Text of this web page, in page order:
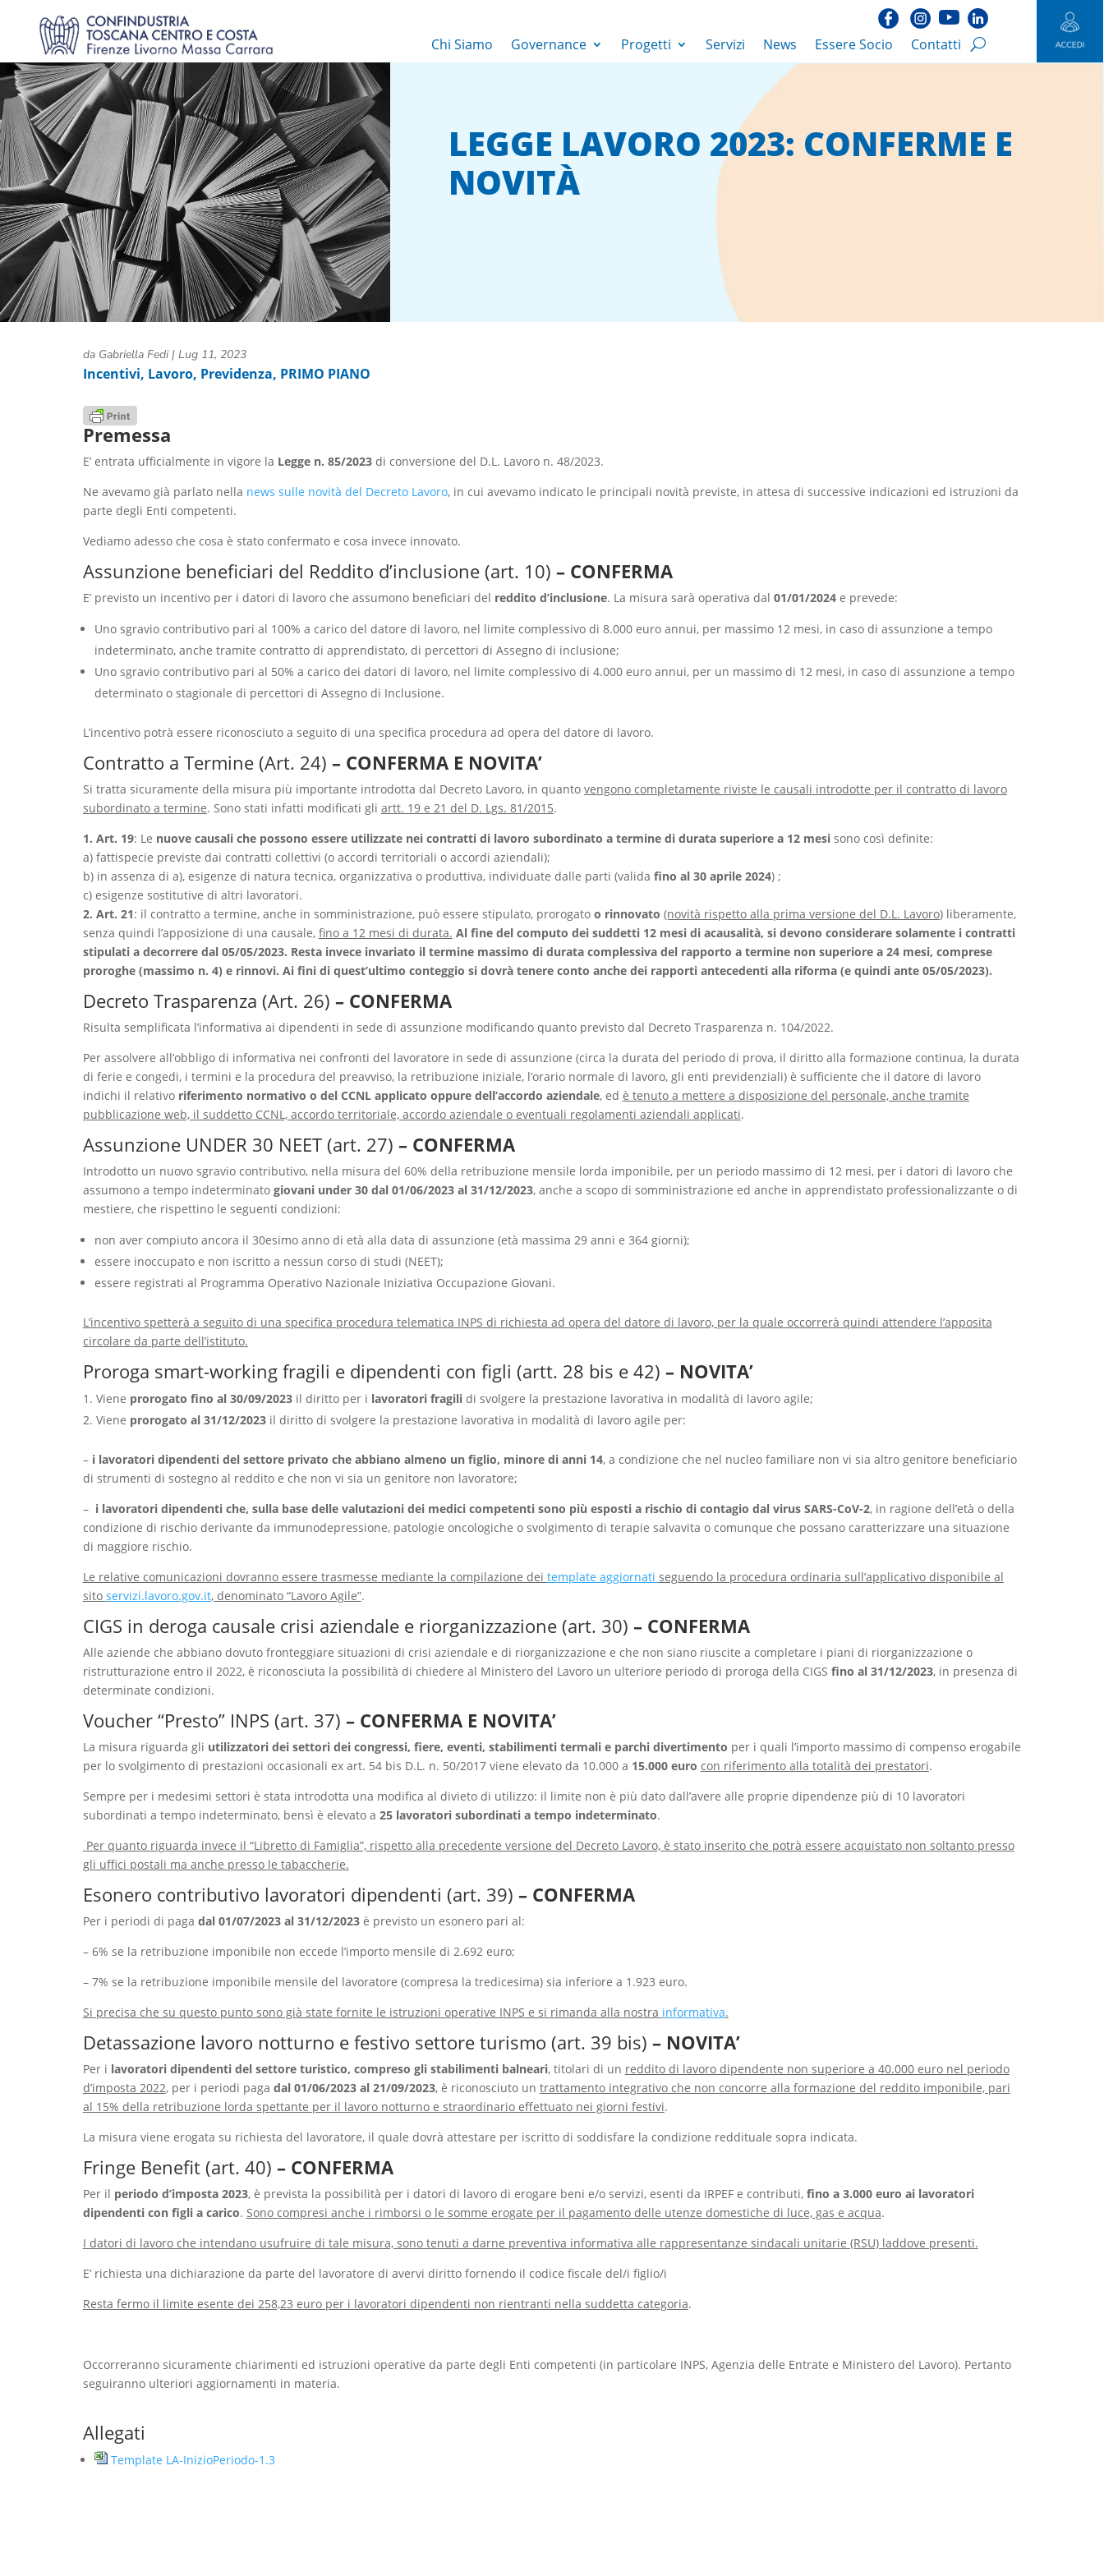
Chi Siamo Governance Progetti Servizi News Essere Socio Contatti
LEGGE LAVORO 2023: CONFERME E
NOVITÀ
da Gabriella Fedi| Lug 11, 2023
Incentivi, Lavoro, Previdenza, PRIMO PIANO
Premessa
E’ entrata ufficialmente in vigore la Legge n. 85/2023di conversione del D.L. Lavoro n. 48/2023.
Ne avevamo già parlato nella news sulle novità del Decreto Lavoro, in cui avevamo indicato le principali novità previste, in attesa di successive indicazioni ed istruzioni da
parte degli Enti competenti.
Vediamo adesso che cosa è stato confermato e cosa invece innovato.
Assunzione beneficiari del Reddito d’inclusione (art. 10) – CONFERMA
E’ previsto un incentivo per i datori di lavoro che assumono beneficiari del reddito d’inclusione. La misura sarà operativa dal 01/01/2024 e prevede:
Uno sgravio contributivo pari al 100% a carico del datore di lavoro, nel limite complessivo di 8.000 euro annui, per massimo 12 mesi, in caso di assunzione a tempo
indeterminato, anche tramite contratto di apprendistato, di percettori di Assegno di inclusione;
Uno sgravio contributivo pari al 50% a carico dei datori di lavoro, nel limite complessivo di 4.000 euro annui, per un massimo di 12 mesi, in caso di assunzione a tempo
determinato o stagionale di percettori di Assegno di Inclusione.
L’incentivo potrà essere riconosciuto a seguito di una specifica procedura ad opera del datore di lavoro.
Contratto a Termine (Art. 24) – CONFERMA E NOVITA’
Si tratta sicuramente della misura più importante introdotta dal Decreto Lavoro, in quanto vengono completamente riviste le causali introdotte per il contratto di lavoro
subordinato a termine. Sono stati infatti modificati gli artt. 19 e 21 del D. Lgs. 81/2015.
1. Art. 19: Le nuove causali che possono essere utilizzate nei contratti di lavoro subordinato a termine di durata superiore a 12 mesisono così definite:
a) fattispecie previste dai contratti collettivi (o accordi territoriali o accordi aziendali);
b) in assenza di a), esigenze di natura tecnica, organizzativa o produttiva, individuate dalle parti (valida fino al 30 aprile 2024) ;
c) esigenze sostitutive di altri lavoratori.
2. Art. 21: il contratto a termine, anche in somministrazione, può essere stipulato, prorogato o rinnovato (novità rispetto alla prima versione del D.L. Lavoro) liberamente,
senza quindi l’apposizione di una causale, fino a 12 mesi di durata. Al fine del computo dei suddetti 12 mesi di acausalità, si devono considerare solamente i contratti
stipulati a decorrere dal 05/05/2023. Resta invece invariato il termine massimo di durata complessiva del rapporto a termine non superiore a 24 mesi, comprese
proroghe (massimo n. 4) e rinnovi. Ai fini di quest’ultimo conteggio si dovrà tenere conto anche dei rapporti antecedenti alla riforma (e quindi ante 05/05/2023).
Decreto Trasparenza (Art. 26) – CONFERMA
Risulta semplificata l’informativa ai dipendenti in sede di assunzione modificando quanto previsto dal Decreto Trasparenza n. 104/2022.
Per assolvere all’obbligo di informativa nei confronti del lavoratore in sede di assunzione (circa la durata del periodo di prova, il diritto alla formazione continua, la durata
di ferie e congedi, i termini e la procedura del preavviso, la retribuzione iniziale, l’orario normale di lavoro, gli enti previdenziali) è sufficiente che il datore di lavoro
indichi il relativo riferimento normativo o del CCNL applicato oppure dell’accordo aziendale, ed è tenuto a mettere a disposizione del personale, anche tramite
pubblicazione web, il suddetto CCNL, accordo territoriale, accordo aziendale o eventuali regolamenti aziendali applicati.
Assunzione UNDER 30 NEET (art. 27) – CONFERMA
Introdotto un nuovo sgravio contributivo, nella misura del 60% della retribuzione mensile lorda imponibile, per un periodo massimo di 12 mesi, per i datori di lavoro che
assumono a tempo indeterminato giovani under 30 dal 01/06/2023 al 31/12/2023, anche a scopo di somministrazione ed anche in apprendistato professionalizzante o di
mestiere, che rispettino le seguenti condizioni:
non aver compiuto ancora il 30esimo anno di età alla data di assunzione (età massima 29 anni e 364 giorni);
essere inoccupato e non iscritto a nessun corso di studi (NEET);
essere registrati al Programma Operativo Nazionale Iniziativa Occupazione Giovani.
L’incentivo spetterà a seguito di una specifica procedura telematica INPS di richiesta ad opera del datore di lavoro, per la quale occorrerà quindi attendere l’apposita
circolare da parte dell’istituto.
Proroga smart-working fragili e dipendenti con figli (artt. 28 bis e 42) – NOVITA’
Viene prorogato fino al 30/09/2023 il diritto per i lavoratori fragili di svolgere la prestazione lavorativa in modalità di lavoro agile;
Viene prorogato al 31/12/2023 il diritto di svolgere la prestazione lavorativa in modalità di lavoro agile per:
– i lavoratori dipendenti del settore privato che abbiano almeno un figlio, minore di anni 14, a condizione che nel nucleo familiare non vi sia altro genitore beneficiario
di strumenti di sostegno al reddito e che non vi sia un genitore non lavoratore;
– i lavoratori dipendenti che, sulla base delle valutazioni dei medici competenti sono più esposti a rischio di contagio dal virus SARS-CoV-2, in ragione dell’età o della
condizione di rischio derivante da immunodepressione, patologie oncologiche o svolgimento di terapie salvavita o comunque che possano caratterizzare una situazione
di maggiore rischio.
Le relative comunicazioni dovranno essere trasmesse mediante la compilazione dei template aggiornati seguendo la procedura ordinaria sull’applicativo disponibile al
sito servizi.lavoro.gov.it, denominato “Lavoro Agile”.
CIGS in deroga causale crisi aziendale e riorganizzazione (art. 30) – CONFERMA
Alle aziende che abbiano dovuto fronteggiare situazioni di crisi aziendale e di riorganizzazione e che non siano riuscite a completare i piani di riorganizzazione o
ristrutturazione entro il 2022, è riconosciuta la possibilità di chiedere al Ministero del Lavoro un ulteriore periodo di proroga della CIGS fino al 31/12/2023, in presenza di
determinate condizioni.
Voucher “Presto” INPS (art. 37) – CONFERMA E NOVITA’
La misura riguarda gli utilizzatori dei settori dei congressi, fiere, eventi, stabilimenti termali e parchi divertimento per i quali l’importo massimo di compenso erogabile
per lo svolgimento di prestazioni occasionali ex art. 54 bis D.L. n. 50/2017 viene elevato da 10.000 a 15.000 euro con riferimento alla totalità dei prestatori.
Sempre per i medesimi settori è stata introdotta una modifica al divieto di utilizzo: il limite non è più dato dall’avere alle proprie dipendenze più di 10 lavoratori
subordinati a tempo indeterminato, bensì è elevato a 25 lavoratori subordinati a tempo indeterminato.
Per quanto riguarda invece il “Libretto di Famiglia”, rispetto alla precedente versione del Decreto Lavoro, è stato inserito che potrà essere acquistato non soltanto presso
gli uffici postali ma anche presso le tabaccherie.
Esonero contributivo lavoratori dipendenti (art. 39) – CONFERMA
Per i periodi di paga dal 01/07/2023 al 31/12/2023è previsto un esonero pari al:
– 6% se la retribuzione imponibile non eccede l’importo mensile di 2.692 euro;
– 7% se la retribuzione imponibile mensile del lavoratore (compresa la tredicesima) sia inferiore a 1.923 euro.
Si precisa che su questo punto sono già state fornite le istruzioni operative INPS e si rimanda alla nostra informativa.
Detassazione lavoro notturno e festivo settore turismo (art. 39 bis) – NOVITA’
Per i lavoratori dipendenti del settore turistico, compreso gli stabilimenti balneari, titolari di un reddito di lavoro dipendente non superiore a 40.000 euro nel periodo
d’imposta 2022, per i periodi paga dal 01/06/2023 al 21/09/2023, è riconosciuto un trattamento integrativo che non concorre alla formazione del reddito imponibile, pari
al 15% della retribuzione lorda spettante per il lavoro notturno e straordinario effettuato nei giorni festivi.
La misura viene erogata su richiesta del lavoratore, il quale dovrà attestare per iscritto di soddisfare la condizione reddituale sopra indicata.
Fringe Benefit (art. 40) – CONFERMA
Per il periodo d’imposta 2023, è prevista la possibilità per i datori di lavoro di erogare beni e/o servizi, esenti da IRPEF e contributi, fino a 3.000 euro ai lavoratori
dipendenti con figli a carico. Sono compresi anche i rimborsi o le somme erogate per il pagamento delle utenze domestiche di luce, gas e acqua.
I datori di lavoro che intendano usufruire di tale misura, sono tenuti a darne preventiva informativa alle rappresentanze sindacali unitarie (RSU) laddove presenti.
E’ richiesta una dichiarazione da parte del lavoratore di avervi diritto fornendo il codice fiscale del/i figlio/i
Resta fermo il limite esente dei 258,23 euro per i lavoratori dipendenti non rientranti nella suddetta categoria.
Occorreranno sicuramente chiarimenti ed istruzioni operative da parte degli Enti competenti (in particolare INPS, Agenzia delle Entrate e Ministero del Lavoro). Pertanto
seguiranno ulteriori aggiornamenti in materia.
Allegati
Template LA-InizioPeriodo-1.3